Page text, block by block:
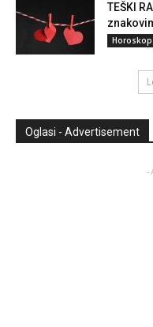
TEŠKI
Horoskop
Oglasi - Advertisement
-